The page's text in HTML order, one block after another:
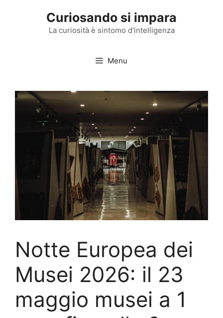
Curiosando si impara
La curiosità è sintomo d'intelligenza
Menu
Notte Europea dei
Musei 2026: il 23
maggio musei a 1